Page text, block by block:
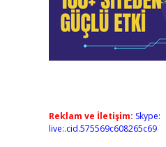
Reklam ve İletişim: Skype:
live:.cid.575569c608265c69